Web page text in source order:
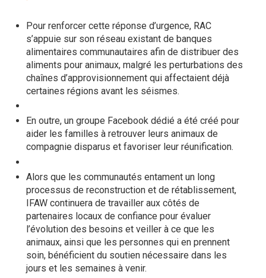
Pour renforcer cette réponse d’urgence, RAC
s’appuie sur son réseau existant de banques
alimentaires communautaires afin de distribuer des
aliments pour animaux, malgré les perturbations des
chaînes d’approvisionnement qui affectaient déjà
certaines régions avant les séismes.
En outre, un groupe Facebook dédié a été créé pour
aider les familles à retrouver leurs animaux de
compagnie disparus et favoriser leur réunification.
Alors que les communautés entament un long
processus de reconstruction et de rétablissement,
IFAW continuera de travailler aux côtés de
partenaires locaux de confiance pour évaluer
l’évolution des besoins et veiller à ce que les
animaux, ainsi que les personnes qui en prennent
soin, bénéficient du soutien nécessaire dans les
jours et les semaines à venir.